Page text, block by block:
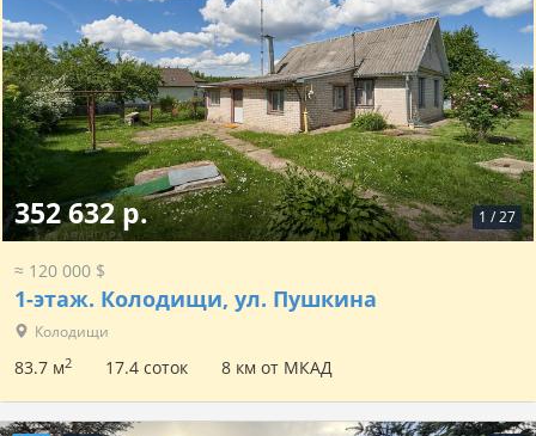
1 /27
352 632 р.
≈ 120 000 $
1-этаж. Колодищи, ул. Пушкина
Колодищи
83.7 м2 17.4 соток 8 км от МКАД